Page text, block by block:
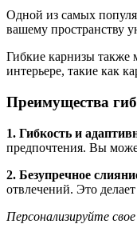
Одной из самых
вашему пространству
Гибкие карнизы также
интерьере, такие как
Преимущества
1. Гибкость и
предпочтения. Вы
2. Безупречное
отвлечений. Это
Персонализируйте